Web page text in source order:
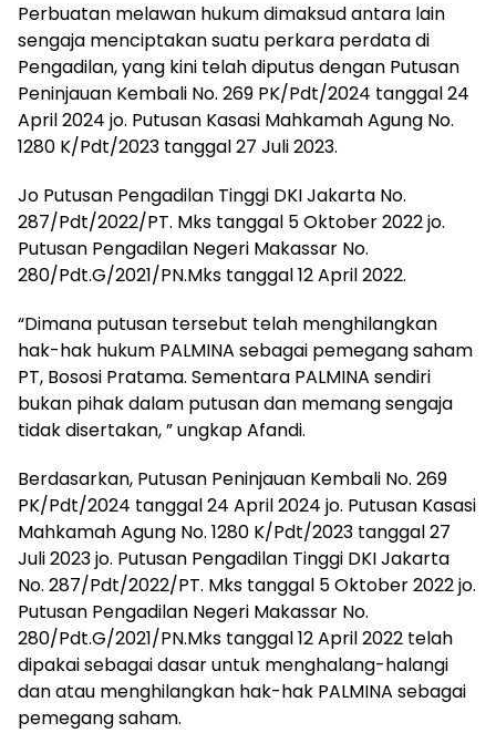
Perbuatan melawan hukum dimaksud antara lain
sengaja menciptakan suatu perkara perdata di
Pengadilan, yang kini telah diputus dengan Putusan
Peninjauan Kembali No. 269 PK/Pdt/2024 tanggal 24
April 2024 jo. Putusan Kasasi Mahkamah Agung No.
1280 K/Pdt/2023 tanggal 27 Juli 2023.
Jo Putusan Pengadilan Tinggi DKI Jakarta No.
287/Pdt/2022/PT. Mks tanggal 5 Oktober 2022 jo.
Putusan Pengadilan Negeri Makassar No.
280/Pdt.G/2021/PN.Mks tanggal 12 April 2022.
“Dimana putusan tersebut telah menghilangkan
hak-hak hukum PALMINA sebagai pemegang saham
PT, Bososi Pratama. Sementara PALMINA sendiri
bukan pihak dalam putusan dan memang sengaja
tidak disertakan, ” ungkap Afandi.
Berdasarkan, Putusan Peninjauan Kembali No. 269
PK/Pdt/2024 tanggal 24 April 2024 jo. Putusan Kasasi
Mahkamah Agung No. 1280 K/Pdt/2023 tanggal 27
Juli 2023 jo. Putusan Pengadilan Tinggi DKI Jakarta
No. 287/Pdt/2022/PT. Mks tanggal 5 Oktober 2022 jo.
Putusan Pengadilan Negeri Makassar No.
280/Pdt.G/2021/PN.Mks tanggal 12 April 2022 telah
dipakai sebagai dasar untuk menghalang-halangi
dan atau menghilangkan hak-hak PALMINA sebagai
pemegang saham.